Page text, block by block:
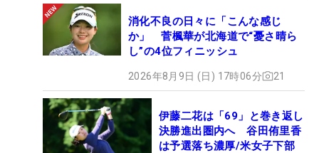
消化不良の日々に「こんな感じ
か」 菅楓華が北海道で“憂さ晴ら
し”の4位フィニッシュ
2026年8月9日 (日) 17時06分 21
伊藤二花は「69」と巻き返し
決勝進出圏内へ 谷田侑里香
は予選落ち濃厚/米女子下部